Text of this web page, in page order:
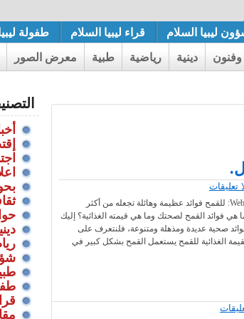
حمد حامد الفضيل الديفار الزوي بنجاح بكلية
ليبيا السلام قراء ليبيا السلام طفولة
وفنون دينية رياضية طبية معرض الصور
تعليقات
فوائد القمح: أكثر مما قد تتخيل! WebTeb: للقمح فوائد عظيمة وهائلة تجعله من أكثر
هي فوائد القمح لصحتك وما هي قيمته الغذائية؟ إليك
صحية عديدة ومذهلة ومتنوعة، فلنتعرف على
الغذائية للقمح يستعمل القمح بشكل كبير في